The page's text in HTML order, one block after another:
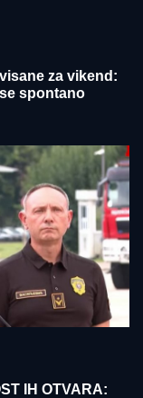
za vikend:
spontano
IH OTVARA: